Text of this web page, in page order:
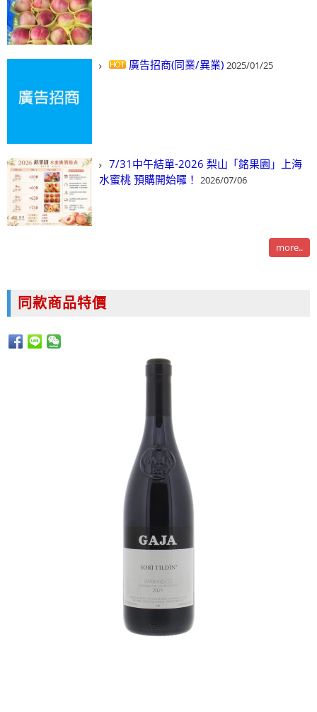
廣告招商(同業/異業) 2025/01/25
7/31中午結單-2026 梨山「銘果園」上海
水蜜桃 預購開始囉！ 2026/07/06
more..
同款商品特價